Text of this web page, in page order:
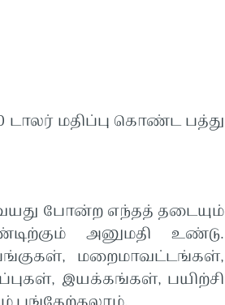
டாலர் மதிப்பு கொண்ட பத்து
போன்ற எந்தத் தடையும்
அனுமதி உண்டு.
, மறைமாவட்டங்கள்,
, இயக்கங்கள், பயிற்சி